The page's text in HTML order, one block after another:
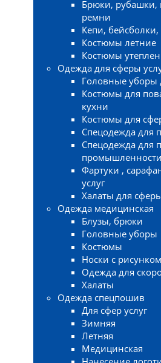
Брюки, рубашки,
ремни
Кепи,
Костюмы летние
Костюмы
Одежда для сферы
Головные уборы
Костюмы для
кухни
Костюмы для
Спецодежда для
Спецодежда для
Фартуки ,
услуг
Халаты для
Одежда медицинская
Блузы, брюки
Головные уборы
Костюмы
Носки с рисунком
Одежда для
Халаты
Одежда спецпошив
Для сфер услуг
Зимняя
Летняя
Медицинская